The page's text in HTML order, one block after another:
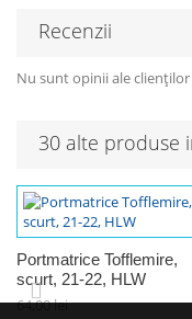
Recenzii
Nu sunt opinii ale
30 alte produse
Portmatrice Tofflemire,
scurt, 21-22, HLW
64,00 lei